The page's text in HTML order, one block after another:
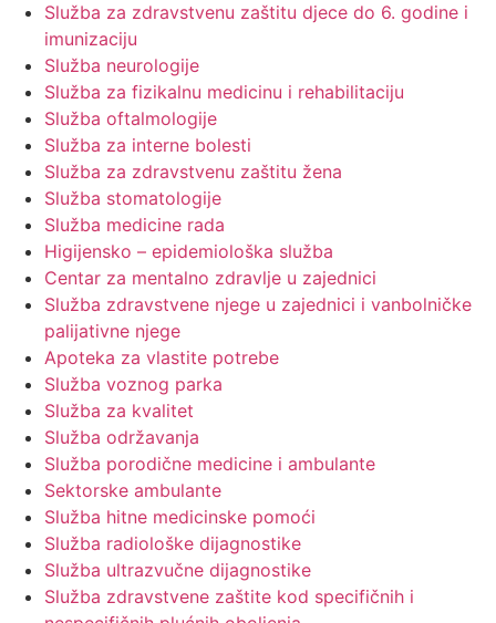
Služba za zdravstvenu zaštitu djece do 6. godine i
imunizaciju
Služba neurologije
Služba za fizikalnu medicinu i rehabilitaciju
Služba oftalmologije
Služba za interne bolesti
Služba za zdravstvenu zaštitu žena
Služba stomatologije
Služba medicine rada
Higijensko – epidemiološka služba
Centar za mentalno zdravlje u zajednici
Služba zdravstvene njege u zajednici i vanbolničke
palijativne njege
Apoteka za vlastite potrebe
Služba voznog parka
Služba za kvalitet
Služba održavanja
Služba porodične medicine i ambulante
Sektorske ambulante
Služba hitne medicinske pomoći
Služba radiološke dijagnostike
Služba ultrazvučne dijagnostike
Služba zdravstvene zaštite kod specifičnih i